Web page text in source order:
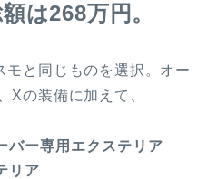
は268万円。
モと同じものを選択。オー
Xの装備に加えて、
バー専用エクステリア
リア